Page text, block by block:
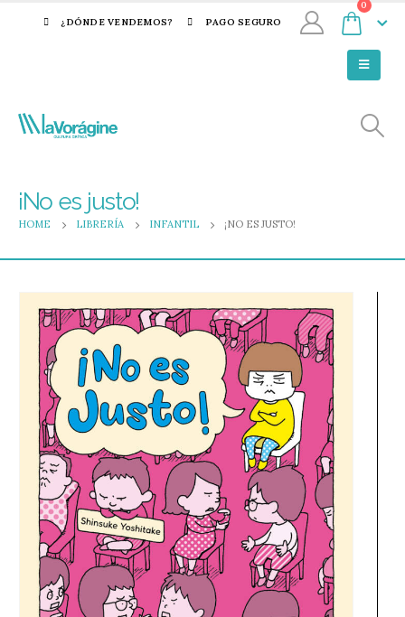
¿DÓNDE VENDEMOS? PAGO SEGURO
0
¡No es justo!
HOME LIBRERÍA INFANTIL ¡NO ES JUSTO!